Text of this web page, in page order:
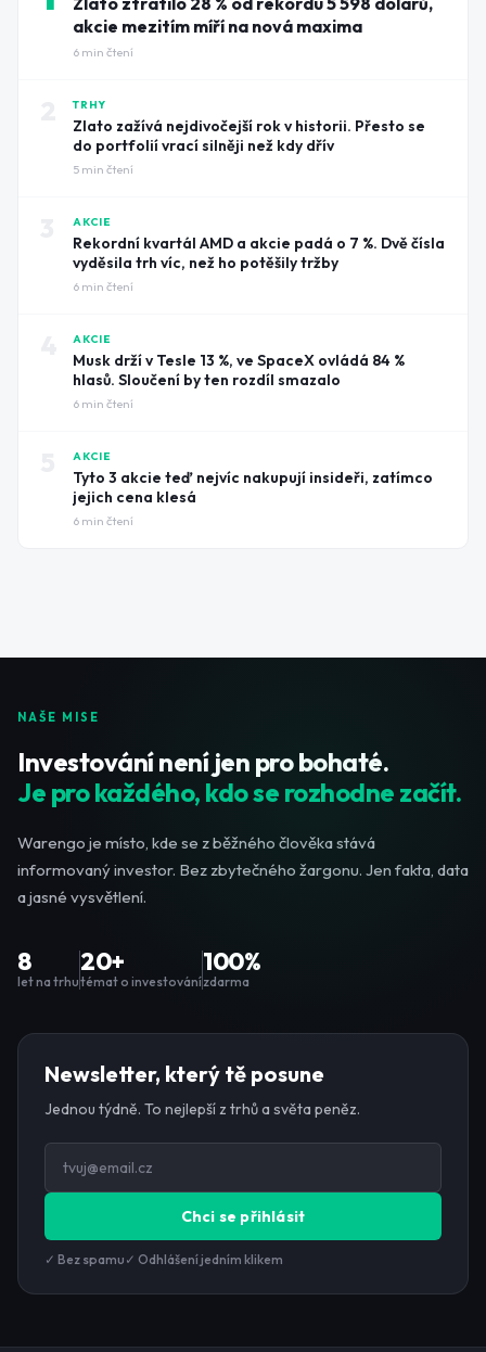
akcie mezitím míří na nová maxima
6 min čtení
TRHY
Zlato zažívá nejdivočejší rok v historii. Přesto se
do portfolií vrací silněji než kdy dřív
5 min čtení
AKCIE
Rekordní kvartál AMD a akcie padá o 7 %. Dvě čísla
vyděsila trh víc, než ho potěšily tržby
6 min čtení
AKCIE
Musk drží v Tesle 13 %, ve SpaceX ovládá 84 %
hlasů. Sloučení by ten rozdíl smazalo
6 min čtení
AKCIE
Tyto 3 akcie teď nejvíc nakupují insideři, zatímco
jejich cena klesá
6 min čtení
NAŠE MISE
Investování není jen pro bohaté.
Je pro každého, kdo se rozhodne začít.
Warengo je místo, kde se z běžného člověka stává
informovaný investor. Bez zbytečného žargonu. Jen fakta, data
a jasné vysvětlení.
8
let na trhu
20+
témat o investování
100%
zdarma
Newsletter, který tě posune
Jednou týdně. To nejlepší z trhů a světa peněz.
Chci se přihlásit
✓ Bez spamu ✓ Odhlášení jedním klikem